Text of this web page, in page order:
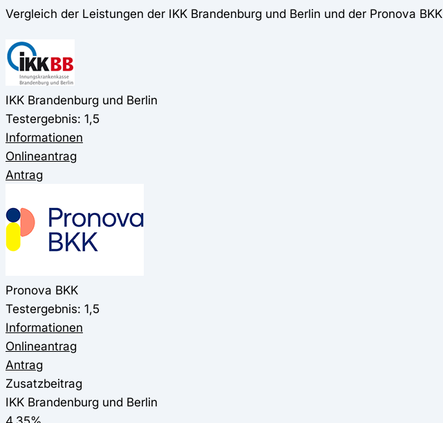
Vergleich der Leistungen der IKK Brandenburg und Berlin und der Pronova BKK
IKK Brandenburg und Berlin
Testergebnis: 1,5
Informationen
Onlineantrag
Antrag
Pronova BKK
Testergebnis: 1,5
Informationen
Onlineantrag
Antrag
Zusatzbeitrag
IKK Brandenburg und Berlin